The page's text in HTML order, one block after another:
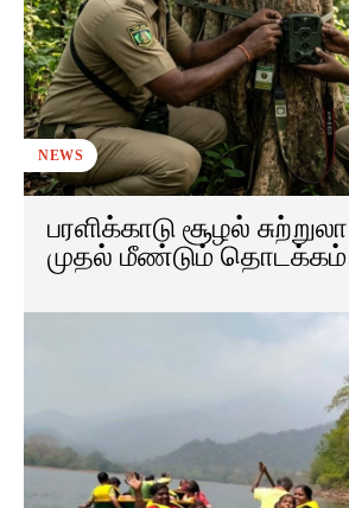
NEWS
பரளிக்காடு சூழல்
முதல் மீண்டும் தொடக்கம்